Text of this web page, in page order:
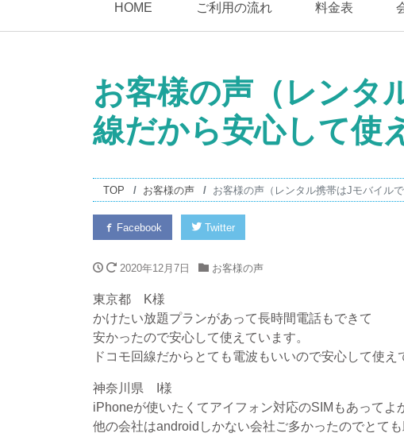
HOME ご利用の流れ 料金表
お客様の声（レンタ
線だから安心して使
TOP お客様の声 お客様の声（レンタル携帯はJモバイル
Facebook Twitter
2020年12月7日 お客様の声
東京都 K様
かけたい放題プランがあって長時間電話もできて
安かったので安心して使えています。
ドコモ回線だからとても電波もいいので安心して使え
神奈川県 I様
iPhoneが使いたくてアイフォン対応のSIMもあってよ
他の会社はandroidしかない会社ご多かったのでとても